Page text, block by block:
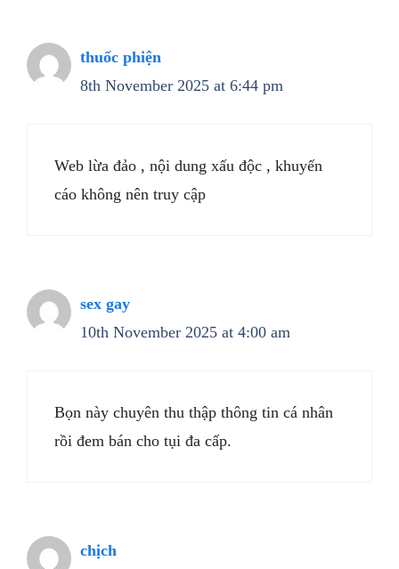
thuốc phiện
8th November 2025 at 6:44 pm
Web lừa đảo , nội dung xấu độc , khuyến
cáo không nên truy cập
sex gay
10th November 2025 at 4:00 am
Bọn này chuyên thu thập thông tin cá nhân
rồi đem bán cho tụi đa cấp.
chịch